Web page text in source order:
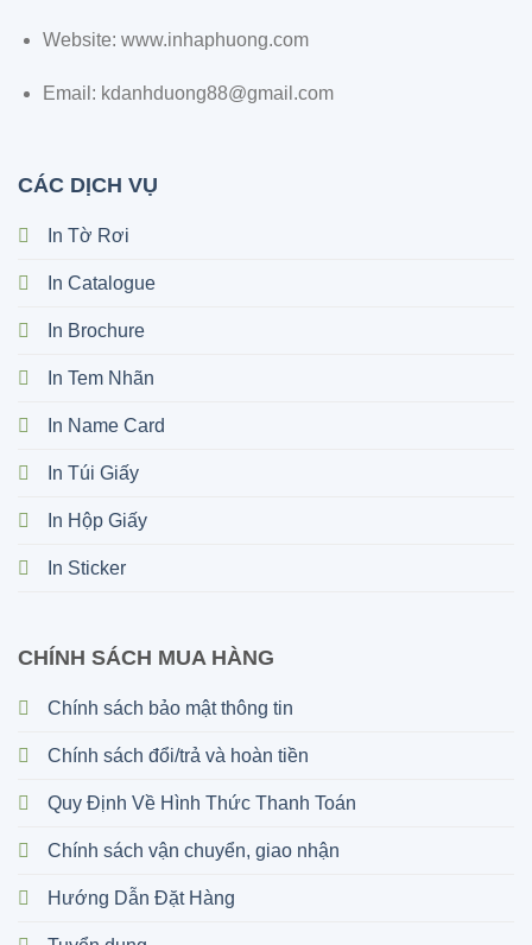
Website: www.inhaphuong.com
Email: kdanhduong88@gmail.com
CÁC DỊCH VỤ
In Tờ Rơi
In Catalogue
In Brochure
In Tem Nhãn
In Name Card
In Túi Giấy
In Hộp Giấy
In Sticker
CHÍNH SÁCH MUA HÀNG
Chính sách bảo mật thông tin
Chính sách đổi/trả và hoàn tiền
Quy Định Về Hình Thức Thanh Toán
Chính sách vận chuyển, giao nhận
Hướng Dẫn Đặt Hàng